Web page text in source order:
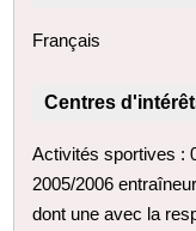
Français
Centres
Activités sportives :
2005/2006
dont une avec la